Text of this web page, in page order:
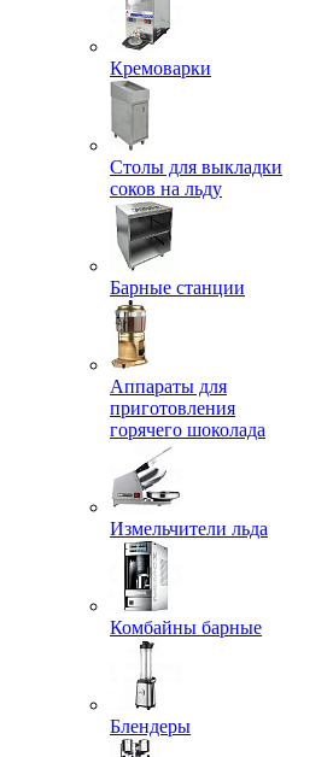
Кремоварки
Столы для выкладки
соков на льду
Барные станции
Аппараты для
приготовления
горячего шоколада
Измельчители льда
Комбайны барные
Блендеры